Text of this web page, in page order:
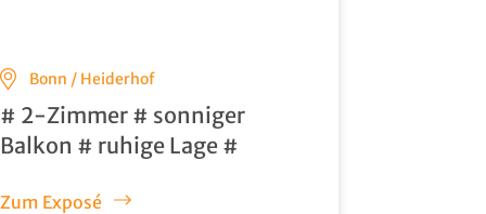
Bonn / Heiderhof
# 2-Zimmer # sonniger
Balkon # ruhige Lage #
Zum Exposé